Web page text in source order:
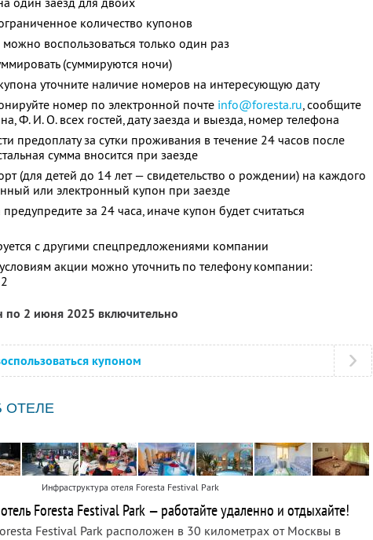
количество купонов
воспользоваться только один раз
(суммируются ночи)
уточните наличие номеров на интересующую дату
номер по электронной почте info@foresta.ru,сообщите
Ф. И. О.всех гостей, дату заезда и выезда, номер телефона
предоплату за сутки проживания в течение 24 часов после
сумма вносится при заезде
(для детей до 14 лет — свидетельство о рождении) на каждого
или электронный купон при заезде
за 24 часа, иначе купон будет считаться
с другими спецпредложениями компании
акции можно уточнить по телефону компании:
по 2 июня 2025 включительно
купоном
ОТЕЛЕ
Инфраструктура отеля Foresta Festival Park
Foresta Festival Park — работайте удаленно и отдыхайте!
Festival Park расположен в 30 километрах от Москвы в